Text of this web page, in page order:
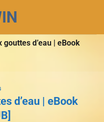
gouttes d’eau | eBook
d’eau | eBook